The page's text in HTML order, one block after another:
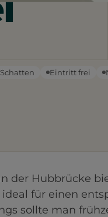
Schatten Eintritt frei
der Hubbrücke
ideal für einen
sollte man